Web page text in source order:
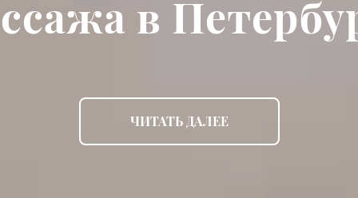
в
ЧИТАТЬ ДАЛЕЕ